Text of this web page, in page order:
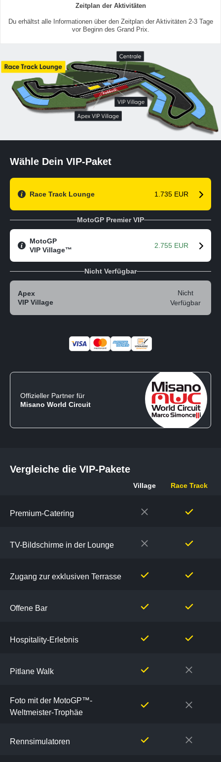
Zeitplan der Aktivitäten
Du erhältst alle Informationen über den Zeitplan der Aktivitäten 2-3 Tage
vor Beginn des Grand Prix.
Wähle Dein VIP-Paket
Race Track Lounge 1.735 EUR
MotoGP Premier VIP
MotoGP
VIP Village™
2.755 EUR
Nicht Verfügbar
Apex
VIP Village
Nicht
Verfügbar
Offizieller Partner für
Misano World Circuit
Vergleiche die VIP-Pakete
Village Race Track
Premium-Catering
TV-Bildschirme in der Lounge
Zugang zur exklusiven Terrasse
Offene Bar
Hospitality-Erlebnis
Pitlane Walk
Foto mit der MotoGP™-
Weltmeister-Trophäe
Rennsimulatoren